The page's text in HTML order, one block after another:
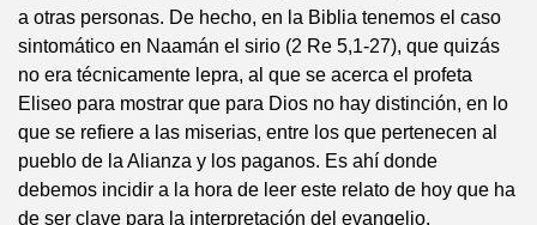
a otras personas. De hecho, en la Biblia tenemos el caso
sintomático en Naamán el sirio (2 Re 5,1-27), que quizás
no era técnicamente lepra, al que se acerca el profeta
Eliseo para mostrar que para Dios no hay distinción, en lo
que se refiere a las miserias, entre los que pertenecen al
pueblo de la Alianza y los paganos. Es ahí donde
debemos incidir a la hora de leer este relato de hoy que ha
de ser clave para la interpretación del evangelio.